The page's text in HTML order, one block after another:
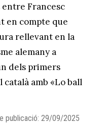
Francesc
en compte que
rellevant en la
alemany a
dels primers
amb «Lo ball
publicació: 29/09/2025